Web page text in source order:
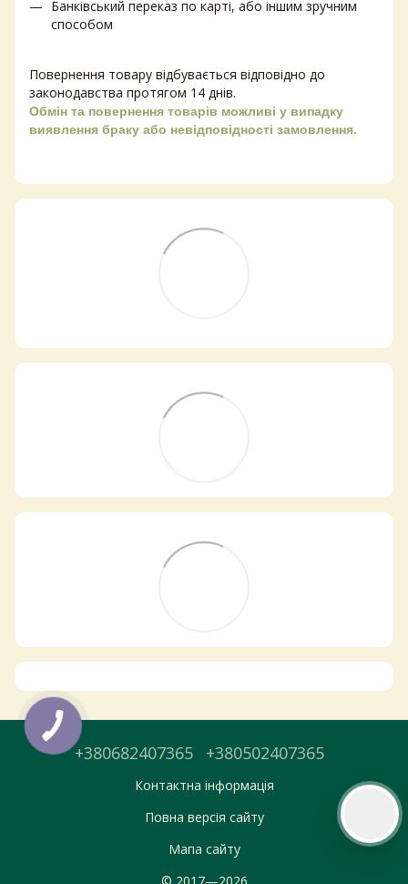
Банківський переказ по карті, або іншим зручним
способом
Повернення товару відбувається відповідно до
законодавства протягом 14 днів.
Обмін та повернення товарів можливі у випадку
виявлення браку або невідповідності замовлення.
+380682407365 +380502407365
Контактна інформація
Повна версія сайту
Мапа сайту
Перейти до оформлення
День доставки обираєте під час оформлення.